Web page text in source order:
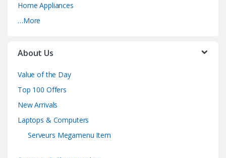
Home Appliances
…More
About Us
Value of the Day
Top 100 Offers
New Arrivals
Laptops & Computers
Serveurs Megamenu Item